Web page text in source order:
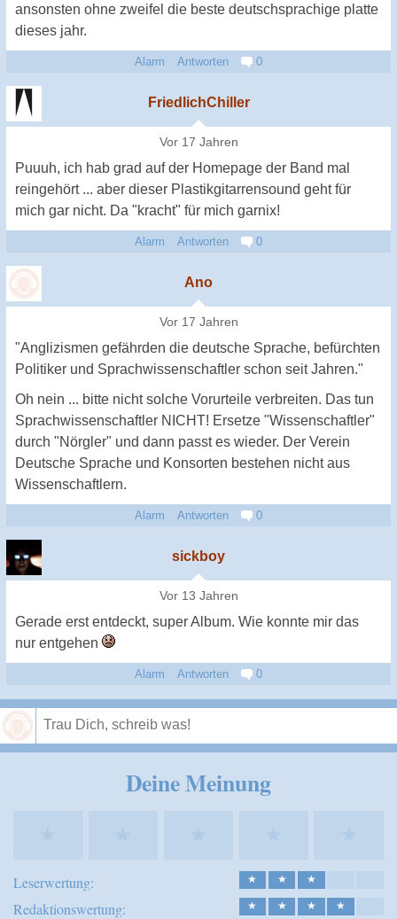
ansonsten ohne zweifel die beste deutschsprachige platte
dieses jahr.
Alarm Antworten 0
FriedlichChiller
Vor 17 Jahren
Puuuh, ich hab grad auf der Homepage der Band mal
reingehört ... aber dieser Plastikgitarrensound geht für
mich gar nicht. Da "kracht" für mich garnix!
Alarm Antworten 0
Ano
Vor 17 Jahren
"Anglizismen gefährden die deutsche Sprache, befürchten
Politiker und Sprachwissenschaftler schon seit Jahren."
Oh nein ... bitte nicht solche Vorurteile verbreiten. Das tun
Sprachwissenschaftler NICHT! Ersetze "Wissenschaftler"
durch "Nörgler" und dann passt es wieder. Der Verein
Deutsche Sprache und Konsorten bestehen nicht aus
Wissenschaftlern.
Alarm Antworten 0
sickboy
Vor 13 Jahren
Gerade erst entdeckt, super Album. Wie konnte mir das
nur entgehen
Alarm Antworten 0
Deine Meinung
Leserwertung: ★ ★ ★
Redaktionswertung: ★ ★ ★ ★